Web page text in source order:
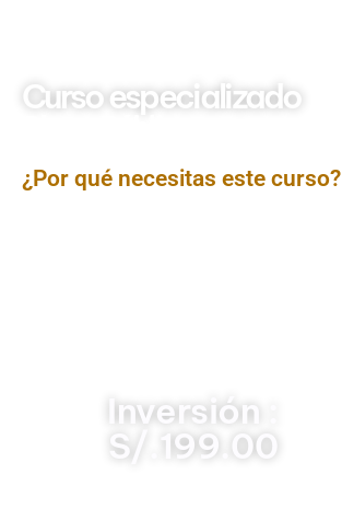
Curso especializado
¿Por qué necesitas este curso?
Inversión :
S/.199.00